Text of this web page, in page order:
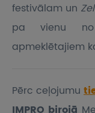
festivālam un
pa vienu no
apmeklētajiem
Pērc ceļojumu